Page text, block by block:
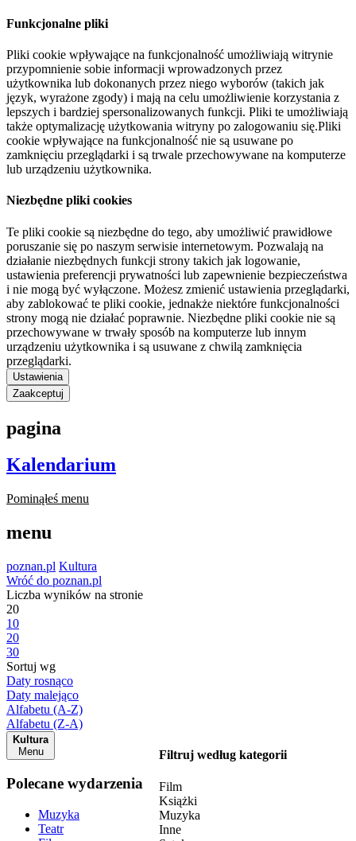
Funkcjonalne pliki
Pliki cookie wpływające na funkcjonalność umożliwiają witrynie
przypomnienie sobie informacji wprowadzonych przez
użytkownika lub dokonanych przez niego wyborów (takich jak
język, wyrażone zgody) i mają na celu umożliwienie korzystania z
lepszych i bardziej spersonalizowanych funkcji. Pliki te umożliwiają
także optymalizację użytkowania witryny po zalogowaniu się.Pliki
cookie wpływające na funkcjonalność nie są usuwane po
zamknięciu przeglądarki i są trwale przechowywane na komputerze
lub urządzeniu użytkownika.
Niezbędne pliki cookies
Te pliki cookie są niezbędne do tego, aby umożliwić prawidłowe
poruszanie się po naszym serwisie internetowym. Pozwalają na
działanie niezbędnych funkcji strony takich jak logowanie,
ustawienia preferencji prywatności lub zapewnienie bezpieczeństwa
i nie mogą być wyłączone. Możesz zmienić ustawienia przeglądarki,
aby zablokować te pliki cookie, jednakże niektóre funkcjonalności
strony mogą nie działać poprawnie. Niezbędne pliki cookie nie są
przechowywane w trwały sposób na komputerze lub innym
urządzeniu użytkownika i są usuwane z chwilą zamknięcia
przeglądarki.
Ustawienia
Zaakceptuj
pagina
Kalendarium
Pominąłeś menu
menu
poznan.pl Kultura
Wróć do poznan.pl
Liczba wyników na stronie
20
10
20
30
Sortuj wg
Daty rosnąco
Daty malejąco
Alfabetu (A-Z)
Alfabetu (Z-A)
Kultura
Menu
Polecane wydarzenia
Muzyka
Teatr
Filtruj według kategorii
Film
Książki
Muzyka
Inne